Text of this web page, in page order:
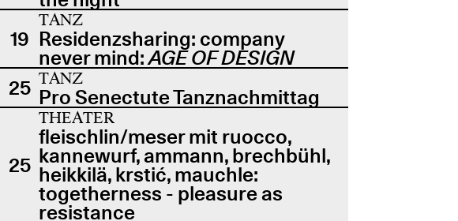
19
TANZ
Residenzsharing: company
never mind:AGE OF DESIGN
25 TANZ
Pro Senectute Tanznachmittag
25
THEATER
fleischlin/meser mit ruocco,
kannewurf, ammann, brechbühl,
heikkilä, krstić, mauchle:
togetherness - pleasure as
resistance